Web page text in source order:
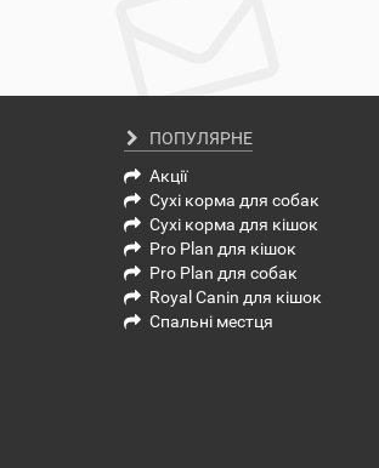
ПОПУЛЯРНЕ
Акції
Сухі корма для собак
Сухі корма для кішок
Pro Plan для кішок
Pro Plan для собак
Royal Canin для кішок
Спальні местця